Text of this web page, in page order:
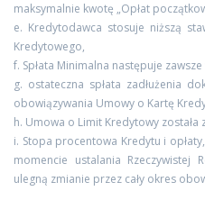
maksymalnie kwotę „Opłat
e. Kredytodawca stosuje niższą
Kredytowego,
f. Spłata Minimalna następuje
g. ostateczna spłata zadłużenia
obowiązywania Umowy o Kartę
h. Umowa o Limit Kredytowy została
i. Stopa procentowa Kredytu i
momencie ustalania Rzeczywistej
ulegną zmianie przez cały okres